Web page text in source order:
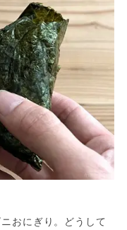
おにぎり。どうして